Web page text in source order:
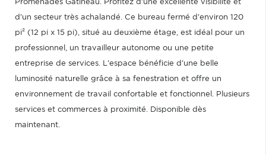
Promenades Gatineau. Profitez d'une excellente visibilité et
d'un secteur très achalandé. Ce bureau fermé d'environ 120
pi² (12 pi x 15 pi), situé au deuxième étage, est idéal pour un
professionnel, un travailleur autonome ou une petite
entreprise de services. L'espace bénéficie d'une belle
luminosité naturelle grâce à sa fenestration et offre un
environnement de travail confortable et fonctionnel. Plusieurs
services et commerces à proximité. Disponible dès
maintenant.